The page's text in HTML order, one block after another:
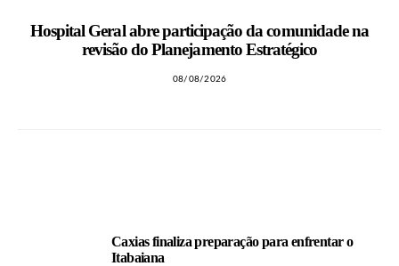
Hospital Geral abre participação da comunidade na
revisão do Planejamento Estratégico
08/08/2026
Caxias finaliza preparação para enfrentar o
Itabaiana